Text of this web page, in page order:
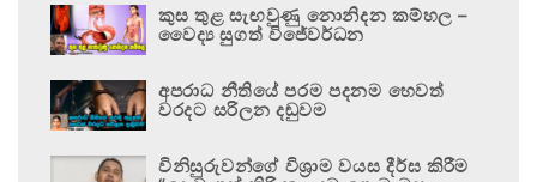
කුස තුළ සැඟවුණු නොනිදන කම්හල –
වෛද්‍ය සුගත් විජේවර්ධන
අපරාධ නීතියේ පරම පදනම හෙවත්
වරදට සරිලන දඬුවම
විනිසුරුවන්ගේ විශ්‍රාම වයස දීර්ඝ කිරීම